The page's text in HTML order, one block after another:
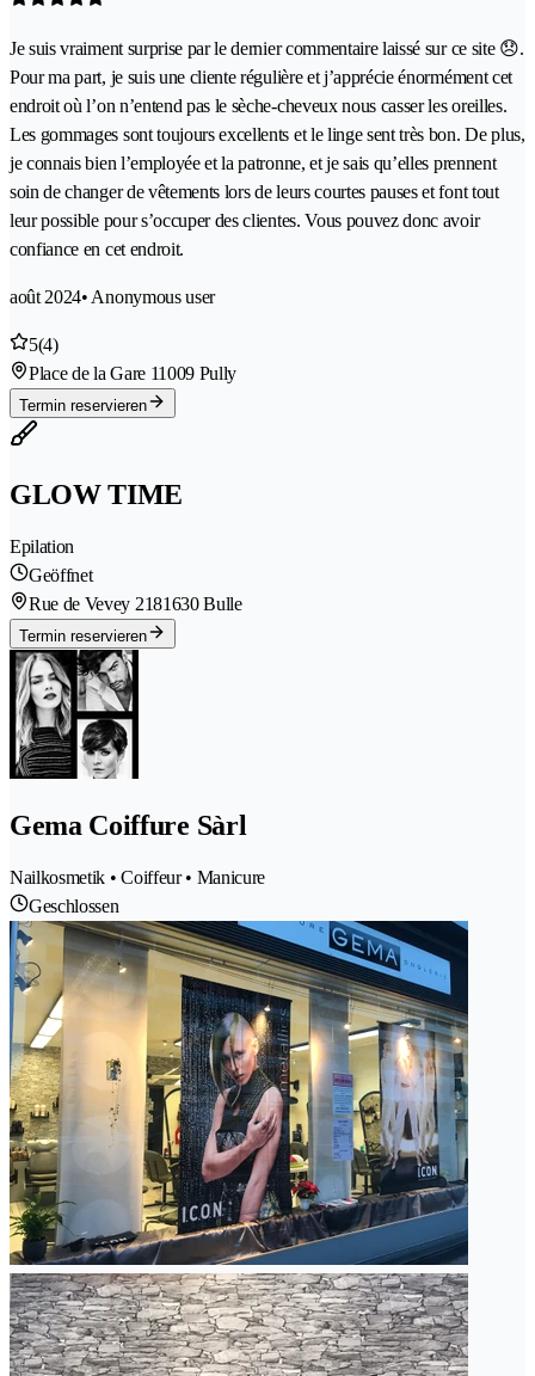
Je suis vraiment surprise par le dernier commentaire laissé sur ce site 😞.
Pour ma part, je suis une cliente régulière et j’apprécie énormément cet
endroit où l’on n’entend pas le sèche-cheveux nous casser les oreilles.
Les gommages sont toujours excellents et le linge sent très bon. De plus,
je connais bien l’employée et la patronne, et je sais qu’elles prennent
soin de changer de vêtements lors de leurs courtes pauses et font tout
leur possible pour s’occuper des clientes. Vous pouvez donc avoir
confiance en cet endroit.
août 2024• Anonymous user
5(4)
Place de la Gare 11009 Pully
Termin reservieren
GLOW TIME
Epilation
Geöffnet
Rue de Vevey 2181630 Bulle
Termin reservieren
Gema Coiffure Sàrl
Nailkosmetik • Coiffeur • Manicure
Geschlossen